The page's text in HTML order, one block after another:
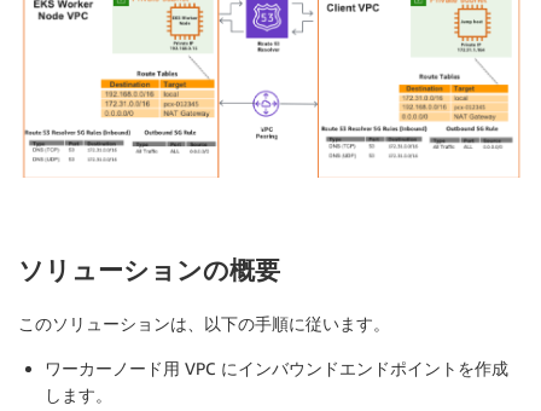
ソリューションの概要
このソリューションは、以下の手順に従います。
ワーカーノード用 VPC にインバウンドエンドポイントを作成
します。